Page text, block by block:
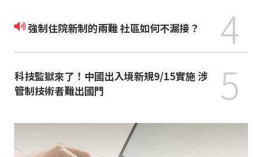
強制住院新制的兩難 社區如何不漏接？ 4
科技監獄來了！中國出入境新規9/15實施 涉
管制技術者難出國門
5